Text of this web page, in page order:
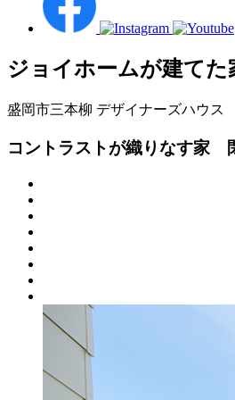
ジョイホームが建てた
盛岡市三本柳 デザイナーズハウス
コントラストが織りなす家